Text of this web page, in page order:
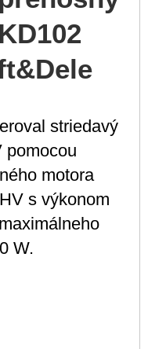
striedavý
pomocou
motora
s výkonom
W.